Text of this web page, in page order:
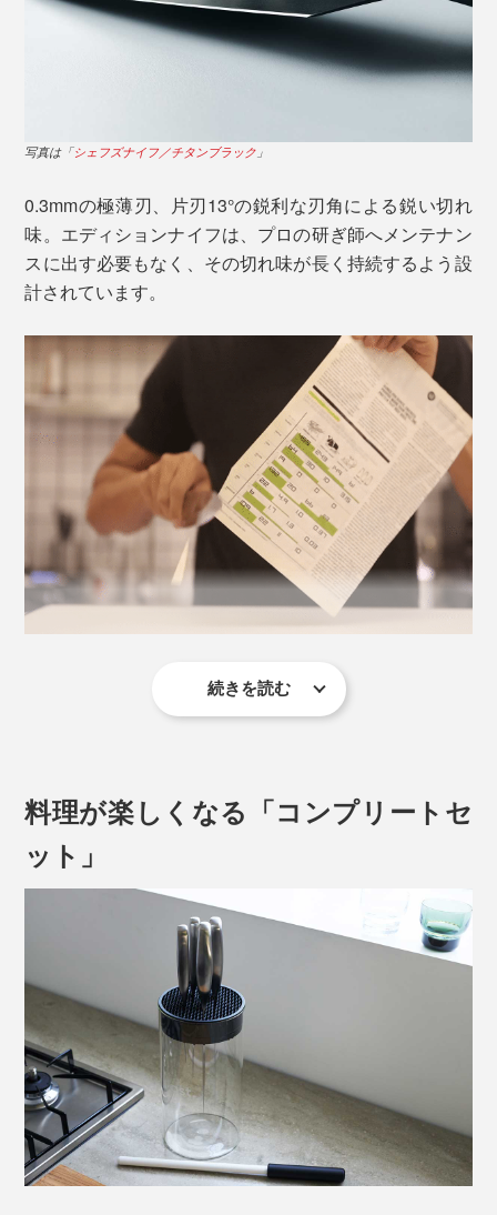
てください。余計な力を入れなくても、スッと薄皮に刃
が入り、ストンと気持ちよくカット。
写真は「シェフズナイフ／チタンブラック」
繊維や果肉を潰さずきれいに切れるから、断面はとても
みずみずしい。いつも食べているトマトが、驚くほど舌
触りなめらかでおいしく感じます。
生魚の筋も、すんなりと捌（さば）けて楽しい！
写真は「シェフズナイフ／チタンブラック 」
0.3mmの極薄刃、片刃13°の鋭利な刃角による鋭い切れ
味。エディションナイフは、プロの研ぎ師へメンテナン
スに出す必要もなく、その切れ味が長く持続するよう設
計されています。
度」と「強度」を絶妙なバランスで組み合わせた、まっ
たく新しい鋼材です。
続きを読む
料理が楽しくなる「コンプリートセ
ット」